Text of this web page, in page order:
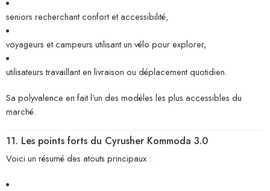
seniors recherchant confort et accessibilité,
voyageurs et campeurs utilisant un vélo pour explorer,
utilisateurs travaillant en livraison ou déplacement quotidien.
Sa polyvalence en fait l’un des modèles les plus accessibles du
marché.
11. Les points forts du Cyrusher Kommoda 3.0
Voici un résumé des atouts principaux :